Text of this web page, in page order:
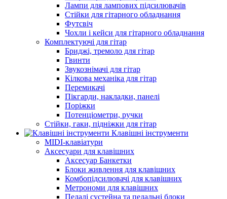
Лампи для лампових підсилювачів
Стійки для гітарного обладнання
Футсвіч
Чохли і кейси для гітарного обладнання
Комплектуючі для гітар
Бриджі, тремоло для гітар
Гвинти
Звукознімачі для гітар
Кілкова механіка для гітар
Перемикачі
Пікгарди, накладки, панелі
Поріжки
Потенціометри, ручки
Стійки, гаки, підніжки для гітар
Клавішні інструменти
MIDI-клавіатури
Аксесуари для клавішних
Аксесуар Банкетки
Блоки живлення для клавішних
Комбопідсилювачі для клавішних
Метрономи для клавішних
Педалі сустейна та педальні блоки